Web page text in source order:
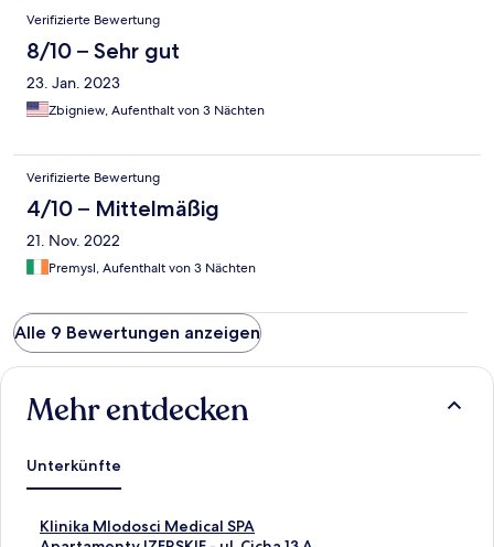
Verifizierte Bewertung
8/10 – Sehr gut
23. Jan. 2023
Zbigniew, Aufenthalt von 3 Nächten
Verifizierte Bewertung
4/10 – Mittelmäßig
21. Nov. 2022
Premysl, Aufenthalt von 3 Nächten
Alle 9 Bewertungen anzeigen
Mehr entdecken
Unterkünfte
Klinika Mlodosci Medical SPA
L